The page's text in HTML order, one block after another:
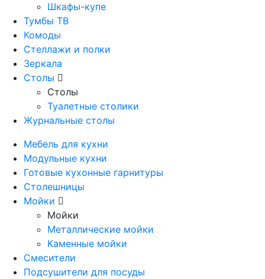
Шкафы-купе
Тумбы ТВ
Комоды
Стеллажи и полки
Зеркала
Столы
Столы
Туалетные столики
Журнальные столы
Мебель для кухни
Модульные кухни
Готовые кухонные гарнитуры
Столешницы
Мойки
Мойки
Металлические мойки
Каменные мойки
Смесители
Подсушители для посуды